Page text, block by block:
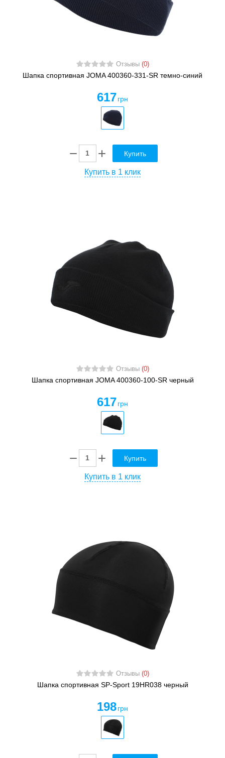
Отзывы (0)
Шапка спортивная JOMA 400360-331-SR темно-синий
617 грн
Купить
Купить в 1 клик
Отзывы (0)
Шапка спортивная JOMA 400360-100-SR черный
617 грн
Купить
Купить в 1 клик
Отзывы (0)
Шапка спортивная SP-Sport 19HR038 черный
198 грн